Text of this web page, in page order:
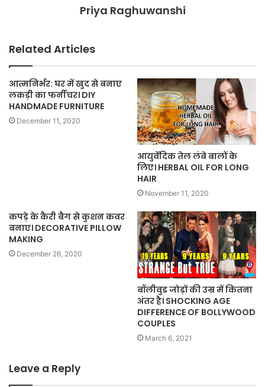
Priya Raghuwanshi
Related Articles
आत्मनिर्भर: घर में खुद से बनाए
लकड़ी का फर्नीचर। DIY
HANDMADE FURNITURE
December 11, 2020
आयुर्वेदिक तेल लंबे बालों के
लिए। HERBAL OIL FOR LONG
HAIR
November 11, 2020
कपड़े के कैरी बैग से कुशन कवर
बनाए। DECORATIVE PILLOW
MAKING
December 26, 2020
बॉलीवुड जोड़ों की उम्र में कितना
अंतर है। SHOCKING AGE
DIFFERENCE OF BOLLYWOOD
COUPLES
March 6, 2021
Leave a Reply